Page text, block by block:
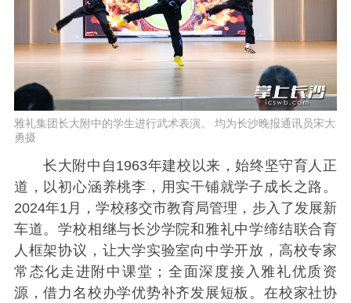
雅礼集团长大附中的学生进行武术表演。 均为长沙晚报通讯员宋大
勇摄
长大附中自1963年建校以来，始终坚守育人正
道，以初心涵养桃李，用实干铺就学子成长之路。
2024年1月，学校移交市教育局管理，步入了发展新
车道。学校相继与长沙学院和雅礼中学缔结联合育
人框架协议，让大学实验室向中学开放，高校专家
常态化走进附中课堂；全面深度接入雅礼优质资
源，借力名校办学优势补齐发展短板。在校家社协